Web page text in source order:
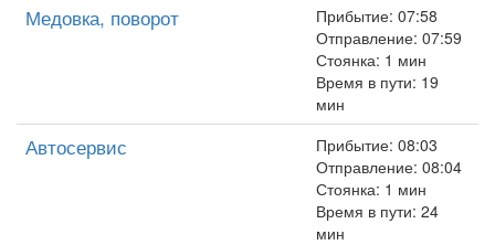
Медовка, поворот
Прибытие: 07:58
Отправление: 07:59
Стоянка: 1 мин
Время в пути: 19
мин
Автосервис
Прибытие: 08:03
Отправление: 08:04
Стоянка: 1 мин
Время в пути: 24
мин